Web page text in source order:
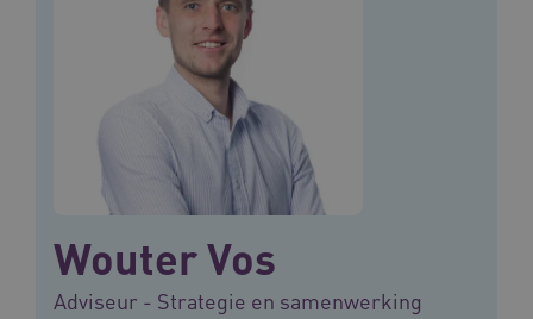
Wouter Vos
Adviseur - Strategie en samenwerking